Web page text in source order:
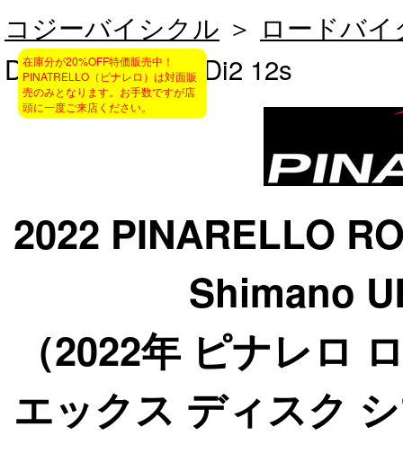
コジーバイシクル ＞ ロードバイ
DISK ULTEGRA Di2 12s
2022 PINARELLO
Shimano
（2022年 ピナレロ
エックス ディスク
在庫分が20%OFF特価販売中！
PINATRELLO（ピナレロ）は対面販
売のみとなります。お手数ですが店
頭に一度ご来店ください。